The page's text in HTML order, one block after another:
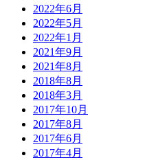
2022年6月
2022年5月
2022年1月
2021年9月
2021年8月
2018年8月
2018年3月
2017年10月
2017年8月
2017年6月
2017年4月